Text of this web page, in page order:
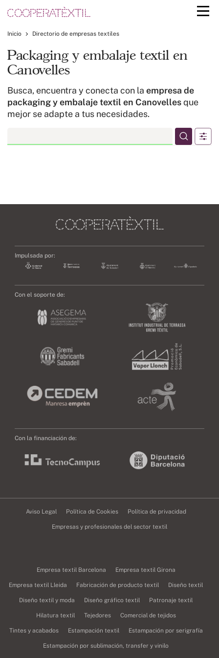
Inicio Directorio de empresas textiles
Packaging y embalaje textil en
Canovelles
Busca, encuentra y conecta con la empresa de
packaging y embalaje textil en Canovellesque
mejor se adapte a tus necesidades.
Impulsada por:
Con el soporte de:
Con la financiación de:
Aviso Legal Política de Cookies Política de privacidad
Empresas y profesionales del sector textil
Empresa textil Barcelona Empresa textil Girona
Empresa textil Lleida Fabricación de producto textil Diseño textil
Diseño textil y moda Diseño gráfico textil Patronaje textil
Hilatura textil Tejedores Comercial de tejidos
Tintes y acabados Estampación textil Estampación por serigrafía
Estampación por sublimación, transfer y vinilo